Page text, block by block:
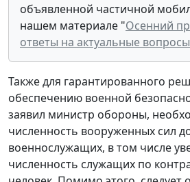
объявленной частичной
нашем материале "Осенний
ответы на актуальные вопросы
Также для гарантированного
обеспечению военной
заявил министр обороны,
численность вооруженных сил
военнослужащих, в том числе
численность служащих по